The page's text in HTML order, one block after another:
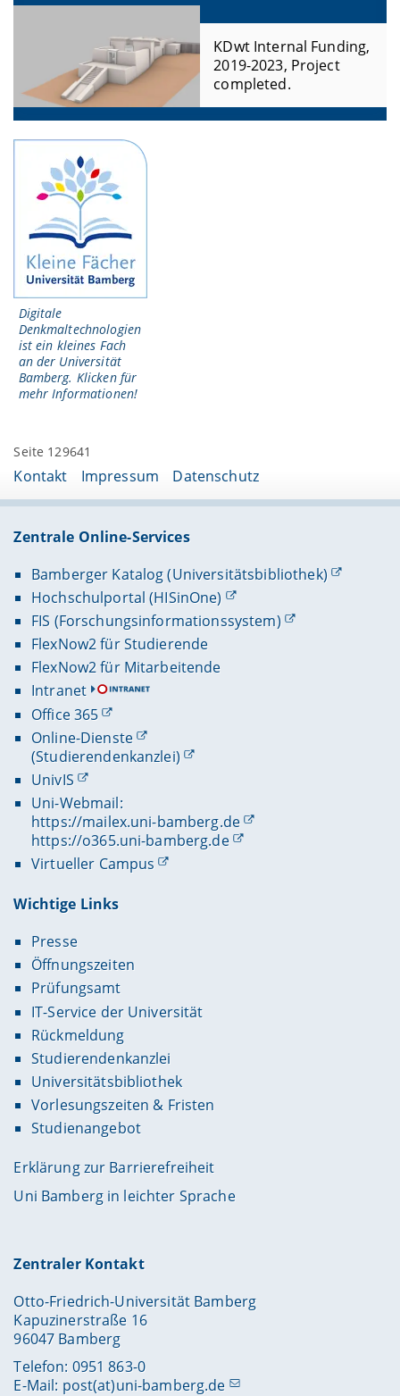
Digitale
Denkmaltechnologien
ist ein kleines Fach
an der Universität
Bamberg. Klicken für
mehr Informationen!
KDwt Internal Funding,
2019-2023, Project
completed.
Seite 129641
Kontakt Impressum Datenschutz
Zentrale Online-Services
Bamberger Katalog (Universitätsbibliothek)
Hochschulportal (HISinOne)
FIS (Forschungsinformationssystem)
FlexNow2 für Studierende
FlexNow2 für Mitarbeitende
Intranet
Office 365
Online-Dienste
(Studierendenkanzlei)
UnivIS
Uni-Webmail:
https://mailex.uni-bamberg.de
https://o365.uni-bamberg.de
Virtueller Campus
Wichtige Links
Presse
Öffnungszeiten
Prüfungsamt
IT-Service der Universität
Rückmeldung
Studierendenkanzlei
Universitätsbibliothek
Vorlesungszeiten & Fristen
Studienangebot
Erklärung zur Barrierefreiheit
Uni Bamberg in leichter Sprache
Zentraler Kontakt
Otto-Friedrich-Universität Bamberg
Kapuzinerstraße 16
96047 Bamberg
Telefon: 0951 863-0
E-Mail: post(at)uni-bamberg.de